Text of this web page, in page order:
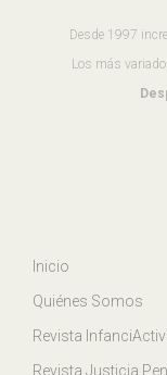
Desde 1997
Los más
Inicio
Quiénes Somos
Revista
Revista Justicia